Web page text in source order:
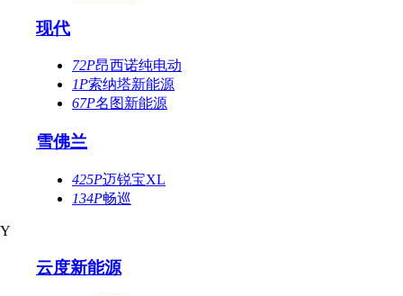
现代
72P昂西诺纯电动
1P索纳塔新能源
67P名图新能源
雪佛兰
425P迈锐宝XL
134P畅巡
Y
云度新能源